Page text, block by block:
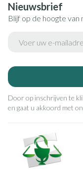
Nieuwsbrief
Blijf op de hoogte
Door op inschrijven te
en gaat u akkoord met